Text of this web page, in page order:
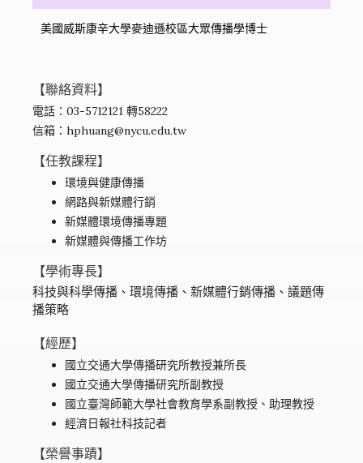
美國威斯康辛大學麥迪遜校區大眾傳播學博士
【聯絡資料】
電話：03-5712121 轉58222
信箱：hphuang@nycu.edu.tw
【任教課程】
環境與健康傳播
網路與新媒體行銷
新媒體環境傳播專題
新媒體與傳播工作坊
【學術專長】
科技與科學傳播、環境傳播、新媒體行銷傳播、議題傳
播策略
【經歷】
國立交通大學傳播研究所教授兼所長
國立交通大學傳播研究所副教授
國立臺灣師範大學社會教育學系副教授、助理教授
經濟日報社科技記者
【榮譽事蹟】